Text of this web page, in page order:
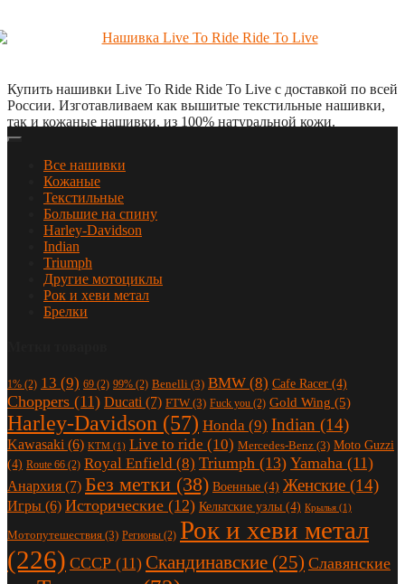
Купить нашивки Live To Ride Ride To Live с доставкой по всей
России. Изготавливаем как вышитые текстильные нашивки,
так и кожаные нашивки, из 100% натуральной кожи.
Все нашивки
Кожаные
Текстильные
Большие на спину
Harley-Davidson
Indian
Triumph
Другие мотоциклы
Рок и хеви метал
Брелки
1% (2) 13 (9) 69 (2) 99% (2) Benelli (3) BMW (8) Cafe Racer (4)
Choppers (11) Ducati (7) FTW (3) Fuck you (2) Gold Wing (5)
Harley-Davidson (57) Honda (9) Indian (14)
Kawasaki (6) KTM (1) Live to ride (10) Mercedes-Benz (3) Moto Guzzi
(4) Route 66 (2) Royal Enfield (8) Triumph (13) Yamaha (11)
Анархия (7) Без метки (38) Военные (4) Женские (14)
Игры (6) Исторические (12) Кельтские узлы (4) Крылья (1)
Мотопутешествия (3) Регионы (2) Рок и хеви метал
(226) СССР (11) Скандинавские (25) Славянские